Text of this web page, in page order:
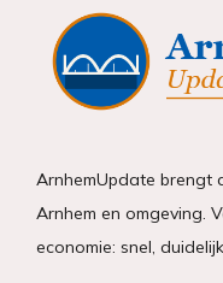
ArnhemUpdate brengt
Arnhem en omgeving.
economie: snel,